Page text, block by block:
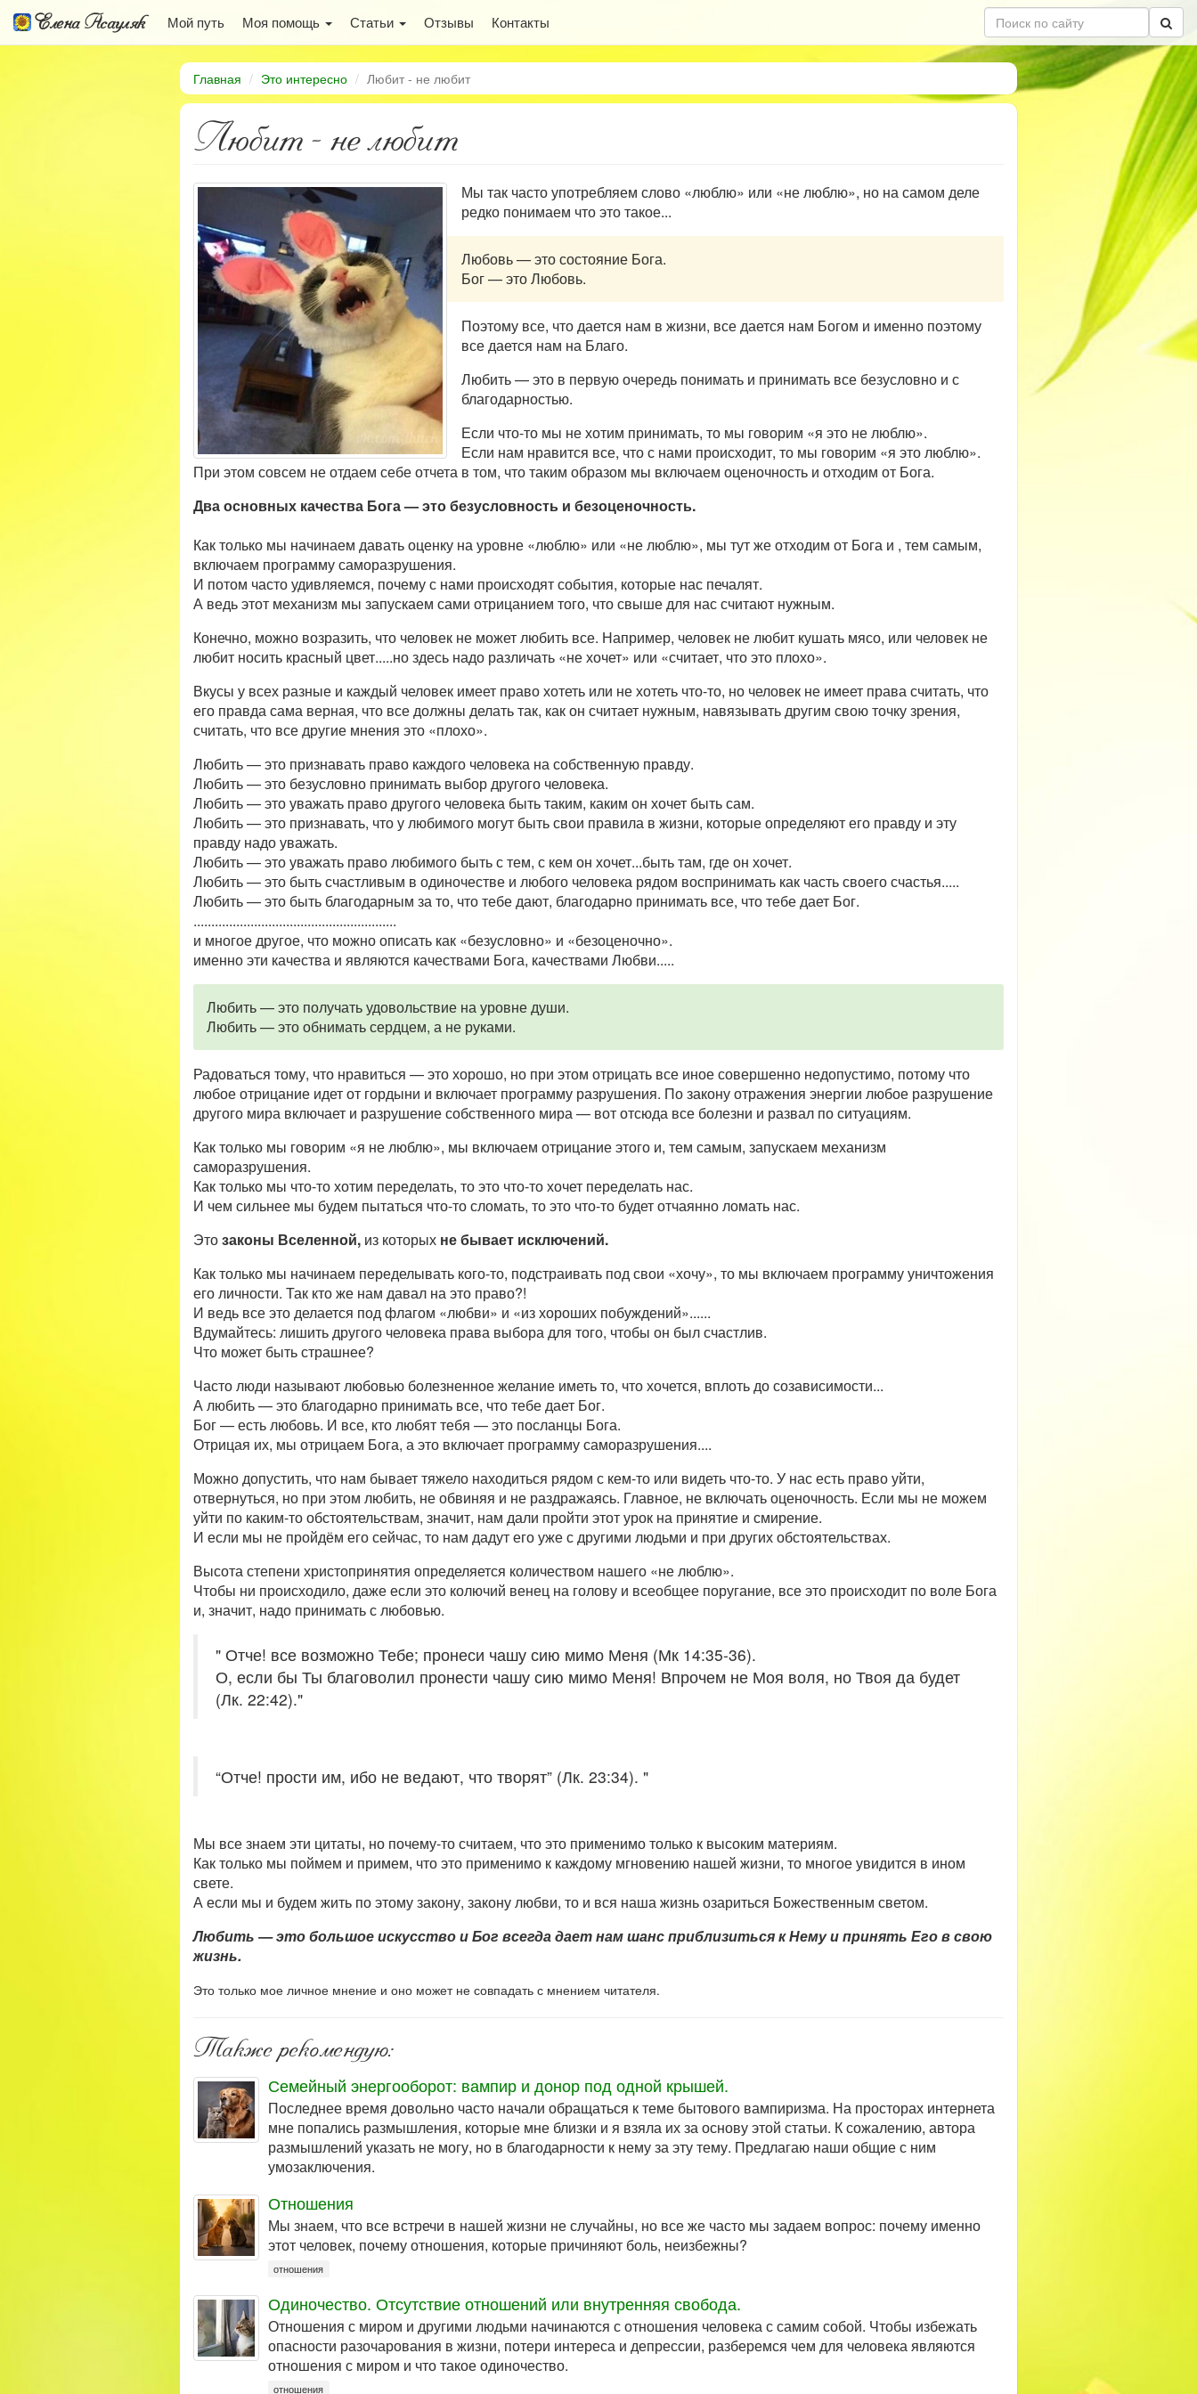
Елена Асауляк Мой путь Моя помощь Статьи Отзывы Контакты
Главная Это интересно Любит - не любит
Любит - не любит
Мы так часто употребляем слово «люблю» или «не люблю», но на самом деле
редко понимаем что это такое...
Любовь — это состояние Бога.
Бог — это Любовь.
Поэтому все, что дается нам в жизни, все дается нам Богом и именно поэтому
все дается нам на Благо.
Любить — это в первую очередь понимать и принимать все безусловно и с
благодарностью.
Если что-то мы не хотим принимать, то мы говорим «я это не люблю».
Если нам нравится все, что с нами происходит, то мы говорим «я это люблю».
При этом совсем не отдаем себе отчета в том, что таким образом мы включаем оценочность и отходим от Бога.
Два основных качества Бога — это безусловность и безоценочность.
Как только мы начинаем давать оценку на уровне «люблю» или «не люблю», мы тут же отходим от Бога и , тем самым,
включаем программу саморазрушения.
И потом часто удивляемся, почему с нами происходят события, которые нас печалят.
А ведь этот механизм мы запускаем сами отрицанием того, что свыше для нас считают нужным.
Конечно, можно возразить, что человек не может любить все. Например, человек не любит кушать мясо, или человек не
любит носить красный цвет.....но здесь надо различать «не хочет» или «считает, что это плохо».
Вкусы у всех разные и каждый человек имеет право хотеть или не хотеть что-то, но человек не имеет права считать, что
его правда сама верная, что все должны делать так, как он считает нужным, навязывать другим свою точку зрения,
считать, что все другие мнения это «плохо».
Любить — это признавать право каждого человека на собственную правду.
Любить — это безусловно принимать выбор другого человека.
Любить — это уважать право другого человека быть таким, каким он хочет быть сам.
Любить — это признавать, что у любимого могут быть свои правила в жизни, которые определяют его правду и эту
правду надо уважать.
Любить — это уважать право любимого быть с тем, с кем он хочет...быть там, где он хочет.
Любить — это быть счастливым в одиночестве и любого человека рядом воспринимать как часть своего счастья.....
Любить — это быть благодарным за то, что тебе дают, благодарно принимать все, что тебе дает Бог.
.........................................................
и многое другое, что можно описать как «безусловно» и «безоценочно».
именно эти качества и являются качествами Бога, качествами Любви.....
Любить — это получать удовольствие на уровне души.
Любить — это обнимать сердцем, а не руками.
Радоваться тому, что нравиться — это хорошо, но при этом отрицать все иное совершенно недопустимо, потому что
любое отрицание идет от гордыни и включает программу разрушения. По закону отражения энергии любое разрушение
другого мира включает и разрушение собственного мира — вот отсюда все болезни и развал по ситуациям.
Как только мы говорим «я не люблю», мы включаем отрицание этого и, тем самым, запускаем механизм
саморазрушения.
Как только мы что-то хотим переделать, то это что-то хочет переделать нас.
И чем сильнее мы будем пытаться что-то сломать, то это что-то будет отчаянно ломать нас.
Этозаконы Вселенной, из которых не бывает исключений.
Как только мы начинаем переделывать кого-то, подстраивать под свои «хочу», то мы включаем программу уничтожения
его личности. Так кто же нам давал на это право?!
И ведь все это делается под флагом «любви» и «из хороших побуждений»......
Вдумайтесь: лишить другого человека права выбора для того, чтобы он был счастлив.
Что может быть страшнее?
Часто люди называют любовью болезненное желание иметь то, что хочется, вплоть до созависимости...
А любить — это благодарно принимать все, что тебе дает Бог.
Бог — есть любовь. И все, кто любят тебя — это посланцы Бога.
Отрицая их, мы отрицаем Бога, а это включает программу саморазрушения....
Можно допустить, что нам бывает тяжело находиться рядом с кем-то или видеть что-то. У нас есть право уйти,
отвернуться, но при этом любить, не обвиняя и не раздражаясь. Главное, не включать оценочность. Если мы не можем
уйти по каким-то обстоятельствам, значит, нам дали пройти этот урок на принятие и смирение.
И если мы не пройдём его сейчас, то нам дадут его уже с другими людьми и при других обстоятельствах.
Высота степени христопринятия определяется количеством нашего «не люблю».
Чтобы ни происходило, даже если это колючий венец на голову и всеобщее поругание, все это происходит по воле Бога
и, значит, надо принимать с любовью.
" Отче! все возможно Тебе; пронеси чашу сию мимо Меня (Мк 14:35-36).
О, если бы Ты благоволил пронести чашу сию мимо Меня! Впрочем не Моя воля, но Твоя да будет
(Лк. 22:42)."
“Отче! прости им, ибо не ведают, что творят” (Лк. 23:34). "
Мы все знаем эти цитаты, но почему-то считаем, что это применимо только к высоким материям.
Как только мы поймем и примем, что это применимо к каждому мгновению нашей жизни, то многое увидится в ином
свете.
А если мы и будем жить по этому закону, закону любви, то и вся наша жизнь озариться Божественным светом.
Любить — это большое искусство и Бог всегда дает нам шанс приблизиться к Нему и принять Его в свою
жизнь.
Это только мое личное мнение и оно может не совпадать с мнением читателя.
Также рекомендую:
Семейный энергооборот: вампир и донор под одной крышей.
Последнее время довольно часто начали обращаться к теме бытового вампиризма. На просторах интернета
мне попались размышления, которые мне близки и я взяла их за основу этой статьи. К сожалению, автора
размышлений указать не могу, но в благодарности к нему за эту тему. Предлагаю наши общие с ним
умозаключения.
Отношения
Мы знаем, что все встречи в нашей жизни не случайны, но все же часто мы задаем вопрос: почему именно
этот человек, почему отношения, которые причиняют боль, неизбежны?
отношения
Одиночество. Отсутствие отношений или внутренняя свобода.
Отношения с миром и другими людьми начинаются с отношения человека с самим собой. Чтобы избежать
опасности разочарования в жизни, потери интереса и депрессии, разберемся чем для человека являются
отношения с миром и что такое одиночество.
отношения